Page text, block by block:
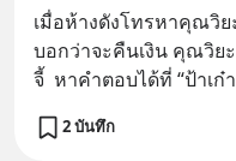
เมื่อห้างดังโทรหาคุณวิย
บอกว่าจะคืนเงิน คุณวิยะ
จี้  หาคำตอบได้ที่ “ป้าเก๋
2 บันทึก